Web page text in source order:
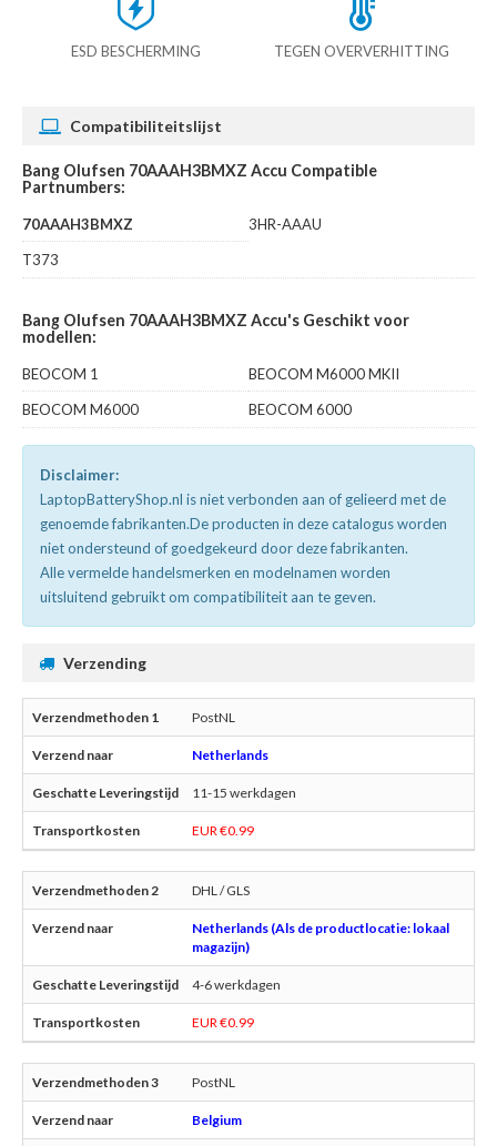
ESD BESCHERMING TEGEN OVERVERHITTING
Compatibiliteitslijst
Bang Olufsen 70AAAH3BMXZ Accu Compatible
Partnumbers:
70AAAH3BMXZ
3HR-AAAU
T373
Bang Olufsen 70AAAH3BMXZ Accu's Geschikt voor
modellen:
BEOCOM 1
BEOCOM M6000 MKII
BEOCOM M6000
BEOCOM 6000
Disclaimer:
LaptopBatteryShop.nl is niet verbonden aan of gelieerd met de
genoemde fabrikanten.De producten in deze catalogus worden
niet ondersteund of goedgekeurd door deze fabrikanten.
Alle vermelde handelsmerken en modelnamen worden
uitsluitend gebruikt om compatibiliteit aan te geven.
Verzending
PostNL
Netherlands
11-15 werkdagen
EUR €0.99
DHL / GLS
Netherlands (Als de productlocatie: lokaal
magazijn)
4-6 werkdagen
EUR €0.99
PostNL
Belgium